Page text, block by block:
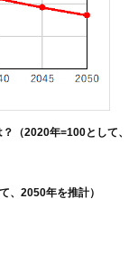
（2020年=100として、
、2050年を推計）